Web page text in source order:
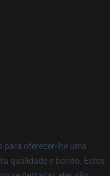
para oferecer-lhe uma
qualidade e bonito. Estes